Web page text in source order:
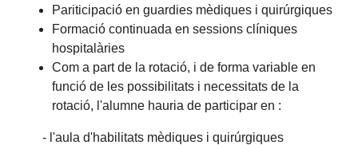
Pariticipació en guardies mèdiques i quirúrgiques
Formació continuada en sessions clíniques
hospitalàries
Com a part de la rotació, i de forma variable en
funció de les possibilitats i necessitats de la
rotació, l'alumne hauria de participar en :
- l'aula d'habilitats mèdiques i quirúrgiques